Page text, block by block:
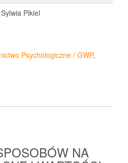
Sylwia Pikiel
Psychologiczne / GWP,
NA